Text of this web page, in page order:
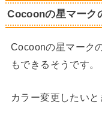
Cocoonの星マーク
Cocoonの星マーク
もできるそうです。
カラー変更したい